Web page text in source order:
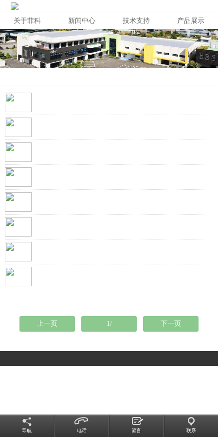
关于菲科 新闻中心 技术支持 产品展示
上一页 1/ 下一页
导航 电话 留言 联系